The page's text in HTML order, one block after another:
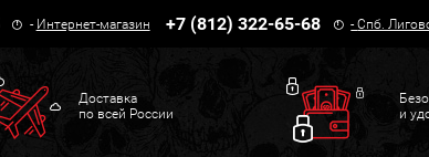
- Интернет-магазин +7 (812) 322-65-68 -Спб.
Доставка
по всей России
и